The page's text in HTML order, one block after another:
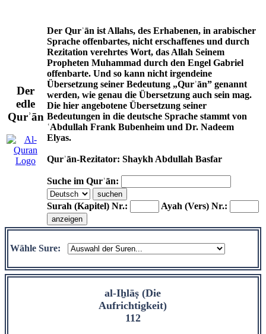
Der
edle
Qurʾān
Der Qurʾān ist Allahs, des Erhabenen, in arabischer
Sprache offenbartes, nicht erschaffenes und durch
Rezitation verehrtes Wort, das Allah Seinem
Propheten Muhammad durch den Engel Gabriel
offenbarte. Und so kann nicht irgendeine
Übersetzung seiner Bedeutung „Qurʾān” genannt
werden, wie genau die Übersetzung auch sein mag.
Die hier angebotene Übersetzung seiner
Bedeutungen in die deutsche Sprache stammt von
ʿAbdullah Frank Bubenheim und Dr. Nadeem
Elyas.
Qurʾān-Rezitator: Shaykh Abdullah Basfar
Suche im Qurʾān:
Surah (Kapitel) Nr.: Ayah (Vers) Nr.:
Wähle Sure:
al-Iẖlāṣ (Die
Aufrichtigkeit)
112